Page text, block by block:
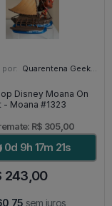
por: Quarentena Geek Store - SP
Disney Moana On
Sailboat - Moana #1323
R$ 305,00
0d 9h 17m 19s
243,00
sem juros